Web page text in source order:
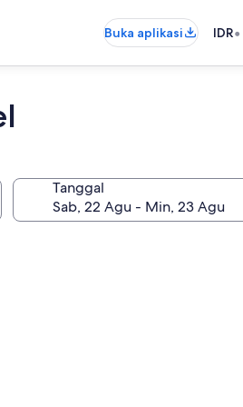
Buka aplikasi IDR•
Tanggal